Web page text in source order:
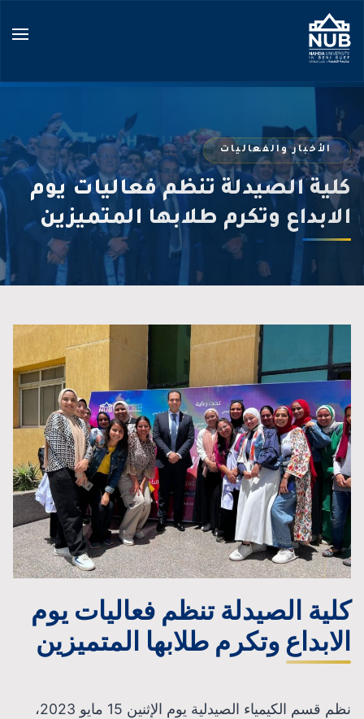
content
الأخبار والفعاليات
كلية الصيدلة تنظم فعاليات يوم
الابداع وتكرم طلابها المتميزين
كلية الصيدلة تنظم فعاليات يوم
الابداع وتكرم طلابها المتميزين
نظم قسم الكيمياء الصيدلية يوم الإثنين 15 مايو 2023،